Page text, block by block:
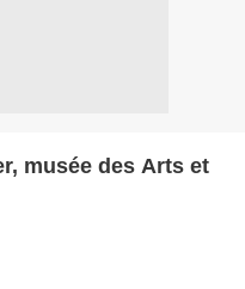
musée des Arts et